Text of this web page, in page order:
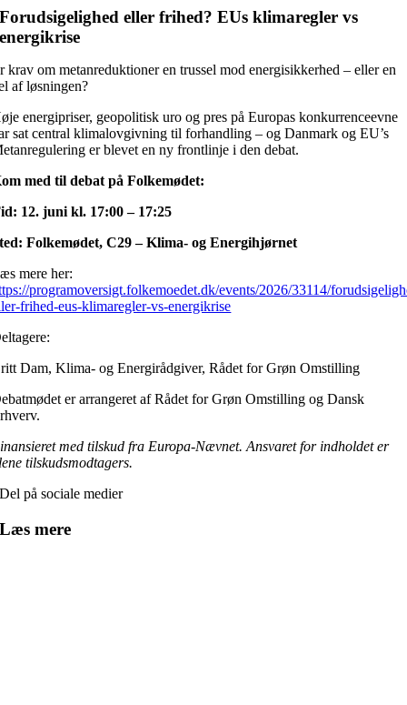
Forudsigelighed eller frihed? EUs klimaregler vs
energikrise
krav om metanreduktioner en trussel mod energisikkerhed – eller en
af løsningen?
energipriser, geopolitisk uro og pres på Europas konkurrenceevne
sat central klimalovgivning til forhandling – og Danmark og EU’s
er blevet en ny frontlinje i den debat.
med til debat på Folkemødet:
12. juni kl. 17:00 – 17:25
Folkemødet, C29 – Klima- og Energihjørnet
mere her:
programoversigt.folkemoedet.dk/events/2026/33114/
frihed-eus-klimaregler-vs-energikrise
Dam, Klima- og Energirådgiver, Rådet for Grøn Omstilling
er arrangeret af Rådet for Grøn Omstilling og Dansk
med tilskud fra Europa-Nævnet. Ansvaret for indholdet er
tilskudsmodtagers.
Del på sociale medier
Læs mere